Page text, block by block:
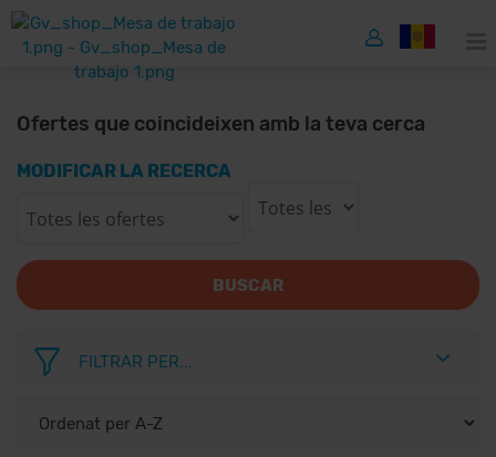
Ofertes que coincideixen amb la teva cerca
MODIFICAR LA RECERCA
BUSCAR
FILTRAR PER...